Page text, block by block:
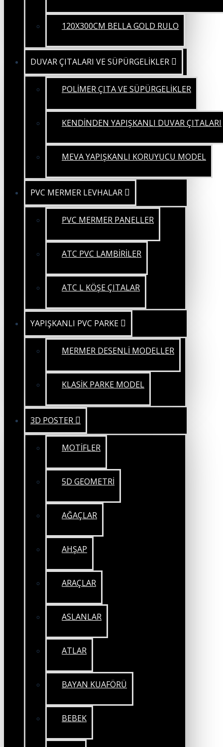
120X300CM BELLA GOLD RULO
DUVAR ÇITALARI VE SÜPÜRGELİKLER
POLİMER ÇITA VE SÜPÜRGELİKLER
KENDİNDEN YAPIŞKANLI DUVAR ÇITALARI
MEVA YAPIŞKANLI KORUYUCU MODEL
PVC MERMER LEVHALAR
PVC MERMER PANELLER
ATC PVC LAMBİRİLER
ATC L KÖŞE ÇITALAR
YAPIŞKANLI PVC PARKE
MERMER DESENLİ MODELLER
KLASİK PARKE MODEL
3D POSTER
MOTİFLER
5D GEOMETRİ
AĞAÇLAR
AHŞAP
ARAÇLAR
ASLANLAR
ATLAR
BAYAN KUAFÖRÜ
BEBEK